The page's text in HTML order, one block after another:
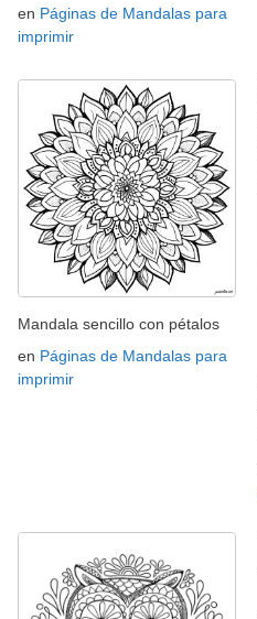
en Páginas de Mandalas para
imprimir
Mandala sencillo con pétalos
en Páginas de Mandalas para
imprimir